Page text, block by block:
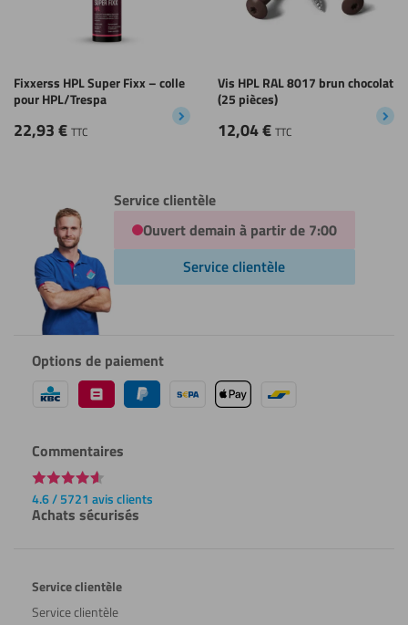
Fixxerss HPL Super Fixx – colle
pour HPL/Trespa
22,93€ TTC
Vis HPL RAL 8017 brun chocolat
(25 pièces)
12,04€ TTC
Service clientèle
Ouvert demain à partir de 7:00
Service clientèle
Options de paiement
Commentaires
4.6 / 5721 avis clients
Achats sécurisés
Service clientèle
Service clientèle